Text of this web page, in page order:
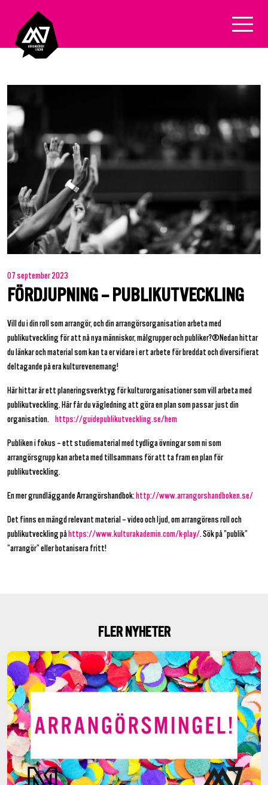
07 september 2023
FÖRDJUPNING – PUBLIKUTVECKLING
Vill du i din roll som arrangör, och din arrangörsorganisation arbeta med
publikutveckling för att nå nya människor, målgrupper och publiker? Nedan hittar
du länkar och material som kan ta er vidare i ert arbete för breddat och diversifierat
deltagande på era kulturevenemang!
Här hittar är ett planeringsverktyg för kulturorganisationer som vill arbeta med
publikutveckling. Här får du vägledning att göra en plan som passar just din
organisation. https://guidepublikutveckling.se/hem
Publiken i fokus – ett studiematerial med tydliga övningar som ni som
arrangörsgrupp kan arbeta med tillsammans för att ta fram en plan för
publikutveckling.
En mer grundläggande Arrangörshandbok:http://www.arrangorshandboken.se/
Det finns en mängd relevant material – video och ljud, om arrangörens roll och
publikutveckling påhttps://www.kulturakademin.com/k-play/. Sök på ”publik”
”arrangör” eller botanisera fritt!
FLER NYHETER